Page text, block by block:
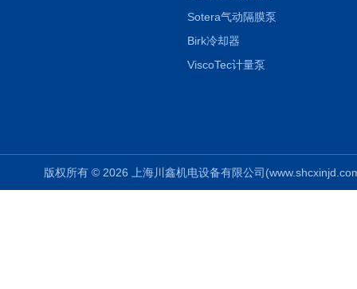
Sotera气动隔膜泵
Birk冷却器
ViscoTec计量泵
版权所有 © 2026 上海川鑫机电设备有限公司